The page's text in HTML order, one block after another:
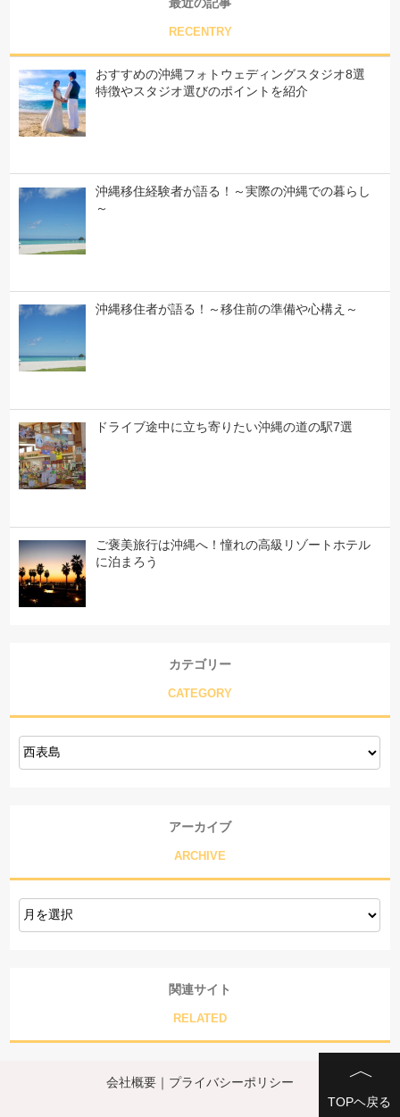
RECENTRY
おすすめの沖縄フォトウェディングスタジオ8選
特徴やスタジオ選びのポイントを紹介
沖縄移住経験者が語る！～実際の沖縄での暮らし
～
沖縄移住者が語る！～移住前の準備や心構え～
ドライブ途中に立ち寄りたい沖縄の道の駅7選
ご褒美旅行は沖縄へ！憧れの高級リゾートホテル
に泊まろう
カテゴリー
CATEGORY
アーカイブ
ARCHIVE
関連サイト
RELATED
会社概要 ｜ プライバシーポリシー
TOPヘ戻る